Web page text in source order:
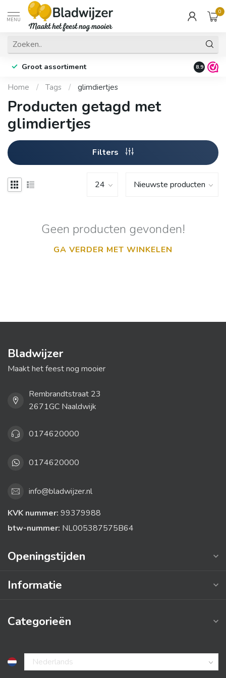
MENU
0
Groot assortiment Fysieke
8.9
Home / Tags / glimdiertjes
Producten getagd met
glimdiertjes
Filters
Geen producten gevonden!
GA VERDER MET WINKELEN
Bladwijzer
Maakt het feest nog mooier
Rembrandtstraat 23
2671GC Naaldwijk
0174620000
0174620000
info@bladwijzer.nl
KVK nummer: 99379988
btw-nummer: NL005387575B64
Openingstijden
Informatie
Categorieën